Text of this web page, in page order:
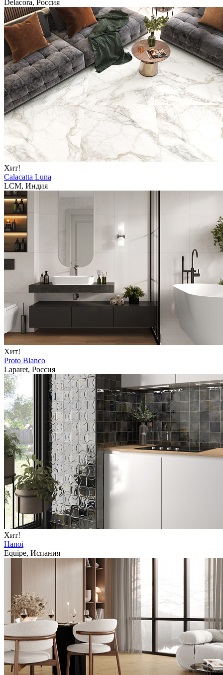
Delacora, Россия
Хит!
Calacatta Luna
LCM, Индия
Хит!
Proto Blanco
Laparet, Россия
Хит!
Hanoi
Equipe, Испания